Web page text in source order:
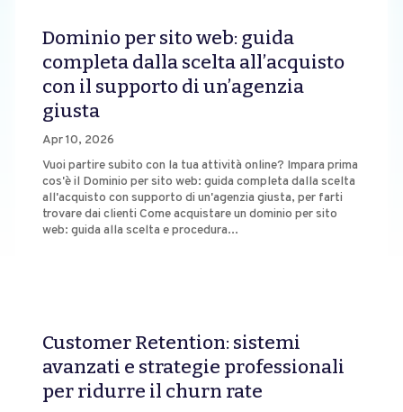
Dominio per sito web: guida
completa dalla scelta all’acquisto
con il supporto di un’agenzia
giusta
Apr 10, 2026
Vuoi partire subito con la tua attività online? Impara prima
cos'è il Dominio per sito web: guida completa dalla scelta
all'acquisto con supporto di un'agenzia giusta, per farti
trovare dai clienti Come acquistare un dominio per sito
web: guida alla scelta e procedura...
Customer Retention: sistemi
avanzati e strategie professionali
per ridurre il churn rate